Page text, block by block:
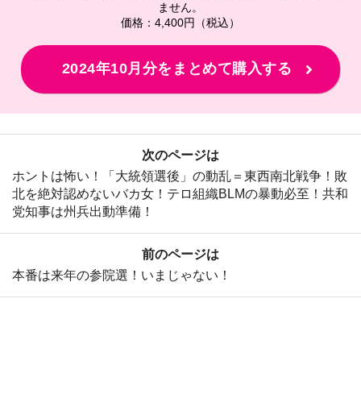
ません。
価格：4,400円（税込）
2024年10月分をまとめて購入する
前のページは
本番は来年の参院選！いまじゃない！
次のページは
ホントは怖い！「大統領選後」の動乱＝東西南北戦争！敗
北を絶対認めないバカ女！テロ組織BLMの暴動必至！共和
党知事は州兵出動準備！